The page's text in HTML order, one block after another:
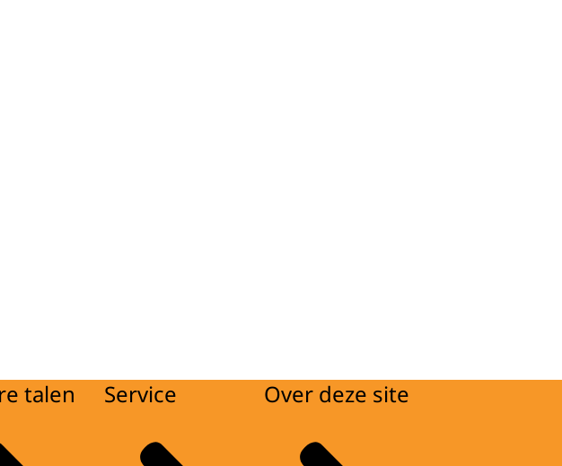
talen Service Over deze site